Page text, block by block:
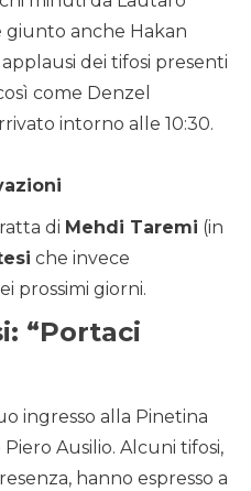
giunto anche Hakan
dei tifosi presenti
come Denzel
intorno alle 10:30.
di Mehdi Taremi (in
che invece
prossimi giorni.
“Portaci
ingresso alla Pinetina
Ausilio. Alcuni tifosi,
hanno espresso a